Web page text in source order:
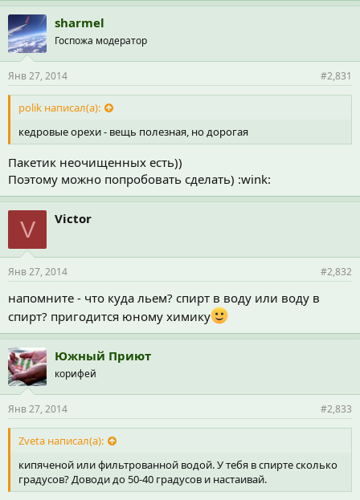
sharmel
Госпожа модератор
Янв 27, 2014 #2,831
polik написал(а):
кедровые орехи - вещь полезная, но дорогая
Пакетик неочищенных есть))
Поэтому можно попробовать сделать) :wink:
V Victor
Янв 27, 2014 #2,832
напомните - что куда льем? спирт в воду или воду в
спирт? пригодится юному химику
Южный Приют
корифей
Янв 27, 2014 #2,833
Zveta написал(а):
кипяченой или фильтрованной водой. У тебя в спирте сколько
градусов? Доводи до 50-40 градусов и настаивай.